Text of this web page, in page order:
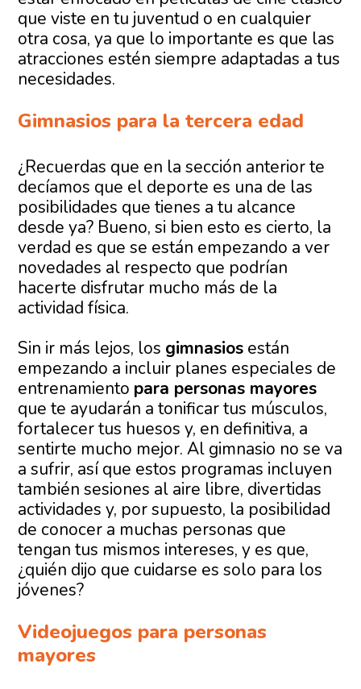
que viste en tu juventud o en cualquier
otra cosa, ya que lo importante es que las
atracciones estén siempre adaptadas a tus
necesidades.
Gimnasios para la tercera edad
¿Recuerdas que en la sección anterior te
decíamos que el deporte es una de las
posibilidades que tienes a tu alcance
desde ya? Bueno, si bien esto es cierto, la
verdad es que se están empezando a ver
novedades al respecto que podrían
hacerte disfrutar mucho más de la
actividad física.
Sin ir más lejos, los gimnasios están
empezando a incluir planes especiales de
entrenamiento para personas mayores
que te ayudarán a tonificar tus músculos,
fortalecer tus huesos y, en definitiva, a
sentirte mucho mejor. Al gimnasio no se va
a sufrir, así que estos programas incluyen
también sesiones al aire libre, divertidas
actividades y, por supuesto, la posibilidad
de conocer a muchas personas que
tengan tus mismos intereses, y es que,
¿quién dijo que cuidarse es solo para los
jóvenes?
Videojuegos para personas
mayores